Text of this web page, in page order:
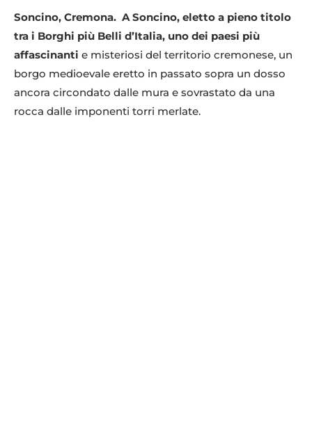
Soncino, Cremona. A Soncino, eletto a pieno titolo
tra i Borghi più Belli d’Italia, uno dei paesi più
affascinanti e misteriosi del territorio cremonese, un
borgo medioevale eretto in passato sopra un dosso
ancora circondato dalle mura e sovrastato da una
rocca dalle imponenti torri merlate.